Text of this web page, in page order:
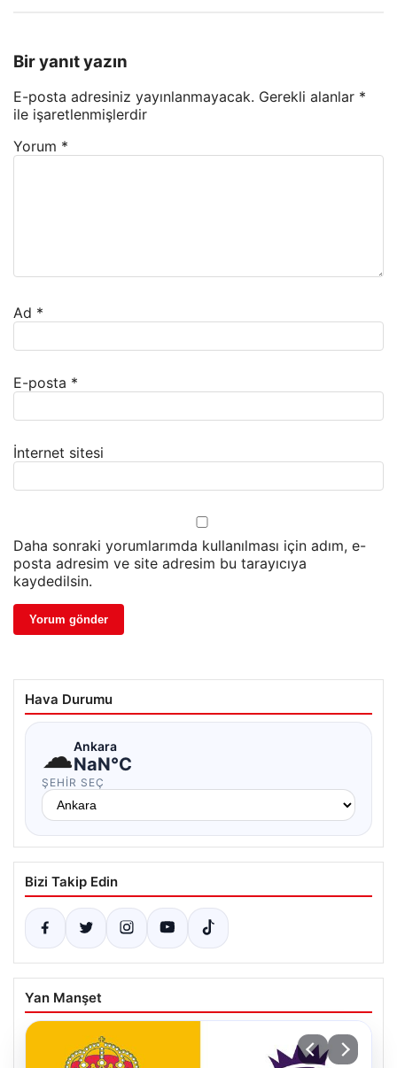
Bir yanıt yazın
E-posta adresiniz yayınlanmayacak. Gerekli alanlar *
ile işaretlenmişlerdir
Yorum *
Ad *
E-posta *
İnternet sitesi
Daha sonraki yorumlarımda kullanılması için adım, e-
posta adresim ve site adresim bu tarayıcıya
kaydedilsin.
Hava Durumu
☁Ankara
NaN°C
ŞEHIR SEÇ
Bizi Takip Edin
Yan Manşet